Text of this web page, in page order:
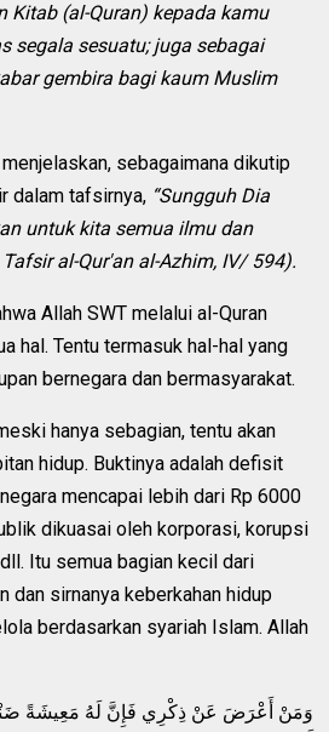
Kitab (al-Quran) kepada kamu
segala sesuatu; juga sebagai
gembira bagi kaum Muslim
sebagaimana dikutip
dalam tafsirnya, “Sungguh Dia
untuk kita semua ilmu dan
al-Qur'an al-Azhim, IV/ 594).
Allah SWT melalui al-Quran
hal. Tentu termasuk hal-hal yang
bernegara dan bermasyarakat.
hanya sebagian, tentu akan
hidup. Buktinya adalah defisit
mencapai lebih dari Rp 6000
dikuasai oleh korporasi, korupsi
Itu semua bagian kecil dari
dan sirnanya keberkahan hidup
berdasarkan syariah Islam. Allah
وَمَنْ أَعْرَضَ عَنْ ذِكْرِي فَإِنَّ لَهُ مَعِيشَةً